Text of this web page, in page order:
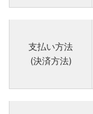
支払い方法
(決済方法)